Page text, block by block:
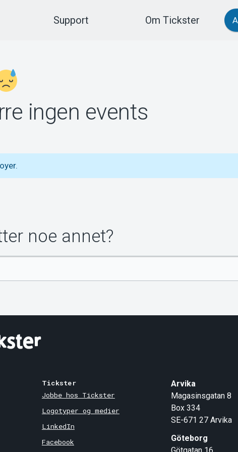
Support Om Tickster
ingen events
noe annet?
Tickster
Jobbe hos Tickster
Logotyper og medier
LinkedIn
Facebook
Arvika
Magasinsgatan 8
Box 334
SE-671 27 Arvika
Göteborg